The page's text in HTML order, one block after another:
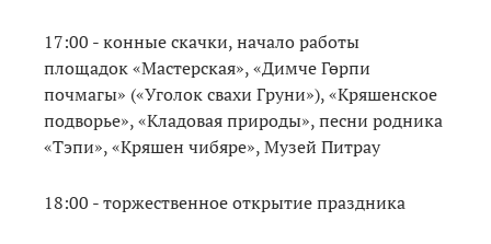
17:00 - конные скачки, начало работы
площадок «Мастерская», «Димче Гөрпи
почмагы» («Уголок свахи Груни»), «Кряшенское
подворье», «Кладовая природы», песни родника
«Тэпи», «Кряшен чибяре», Музей Питрау
18:00 - торжественное открытие праздника